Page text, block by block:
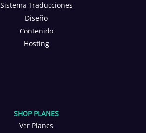
Sistema Traducciones
Diseño
Contenido
Hosting
SHOP PLANES
Ver Planes